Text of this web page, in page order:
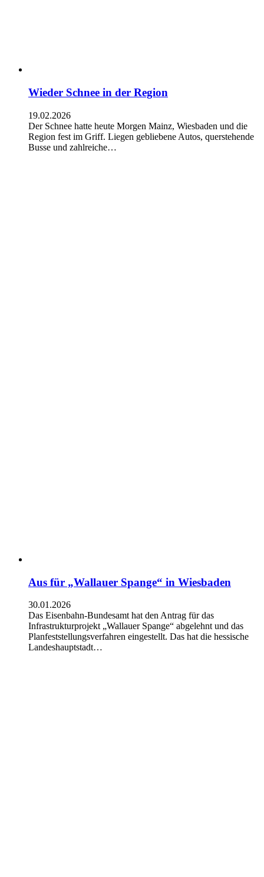
Wieder Schnee in der Region
19.02.2026
Der Schnee hatte heute Morgen Mainz, Wiesbaden und die
Region fest im Griff. Liegen gebliebene Autos, querstehende
Busse und zahlreiche…
Aus für „Wallauer Spange“ in Wiesbaden
30.01.2026
Das Eisenbahn-Bundesamt hat den Antrag für das
Infrastrukturprojekt „Wallauer Spange“ abgelehnt und das
Planfeststellungsverfahren eingestellt. Das hat die hessische
Landeshauptstadt…